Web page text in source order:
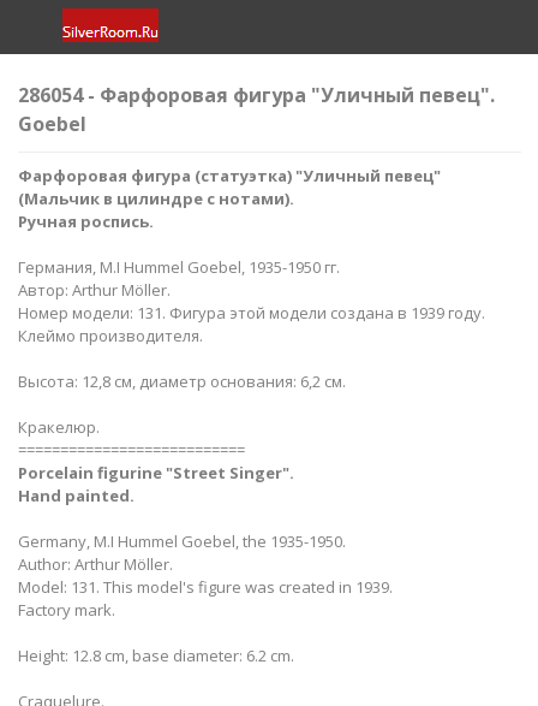
286054 - Фарфоровая фигура "Уличный певец".
Goebel
Фарфоровая фигура (статуэтка) "Уличный певец"
(Мальчик в цилиндре с нотами).
Ручная роспись.
Германия, M.I Hummel Goebel, 1935-1950 гг.
Автор: Arthur Möller.
Номер модели: 131. Фигура этой модели создана в 1939 году.
Клеймо производителя.
Высота: 12,8 см, диаметр основания: 6,2 см.
Кракелюр.
===========================
Porcelain figurine "Street Singer​"​.
Hand painted.
Germany, M.I Hummel Goebel, the 1935-1950.
Author: Arthur Möller.
Model: 131. This model's figure was created in 1939.
Factory mark.
Height: 12.8 cm, base diameter: 6.2 cm.
Craquelure.